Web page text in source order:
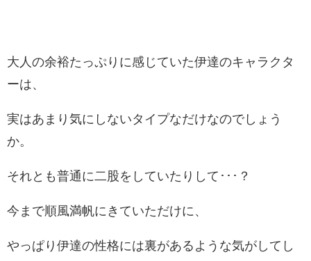
大人の余裕たっぷりに感じていた伊達のキャラクタ
ーは、
実はあまり気にしないタイプなだけなのでしょう
か。
それとも普通に二股をしていたりして･･･？
今まで順風満帆にきていただけに、
やっぱり伊達の性格には裏があるような気がしてし